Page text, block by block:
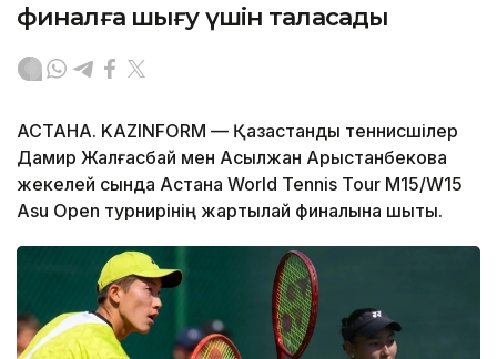
финалға шығу үшін таласады
АСТАНА. KAZINFORM — Қазақстандық теннисшілер
Дамир Жалғасбай мен Асылжан Арыстанбекова
жекелей сында Астана World Tennis Tour M15/W15
Asu Open турнирінің жартылай финалына шықты.